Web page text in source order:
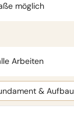
möglich
Arbeiten
& Aufbau